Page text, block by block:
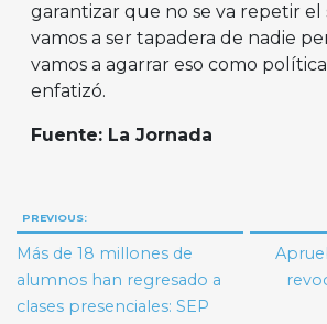
garantizar que no se va repetir el
vamos a ser tapadera de nadie
vamos a agarrar eso como
enfatizó.
Fuente: La Jornada
Navegación
de
entradas
PREVIOUS:
Más de 18 millones de
alumnos han regresado a
clases presenciales: SEP